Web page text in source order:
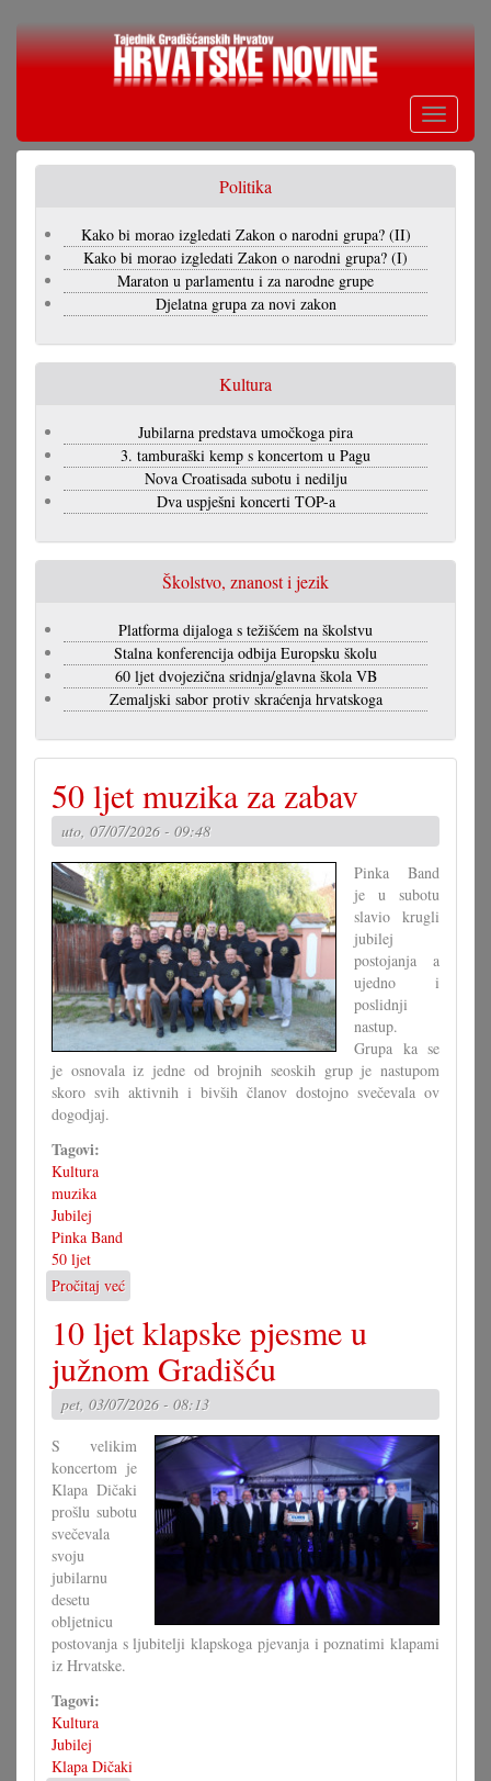
Skoči
Toggle
Politika
Kako bi morao izgledati Zakon o narodni grupa? (II)
Kako bi morao izgledati Zakon o narodni grupa? (I)
Maraton u parlamentu i za narodne grupe
Djelatna grupa za novi zakon
Kultura
Jubilarna predstava umočkoga pira
3. tamburaški kemp s koncertom u Pagu
Nova Croatisada subotu i nedilju
Dva uspješni koncerti TOP-a
Školstvo, znanost i jezik
Platforma dijaloga s težišćem na školstvu
Stalna konferencija odbija Europsku školu
60 ljet dvojezična sridnja/glavna škola VB
Zemaljski sabor protiv skraćenja hrvatskoga
50 ljet muzika za zabav
uto, 07/07/2026 - 09:48
Pinka Band
je u subotu
slavio krugli
jubilej
postojanja a
ujedno i
poslidnji
nastup.
Grupa ka se
je osnovala iz jedne od brojnih seoskih grup je nastupom
skoro svih aktivnih i bivših članov dostojno svečevala ov
dogodjaj.
Tagovi:
Kultura
muzika
Jubilej
Pinka Band
50 ljet
Pročitaj već
50
ljet
muzika
za
zabav
10 ljet klapske pjesme u
južnom Gradišću
pet, 03/07/2026 - 08:13
S velikim
koncertom je
Klapa Dičaki
prošlu subotu
svečevala
svoju
jubilarnu
desetu
obljetnicu
postovanja s ljubitelji klapskoga pjevanja i poznatimi klapami
iz Hrvatske.
Tagovi:
Kultura
Jubilej
Klapa Dičaki